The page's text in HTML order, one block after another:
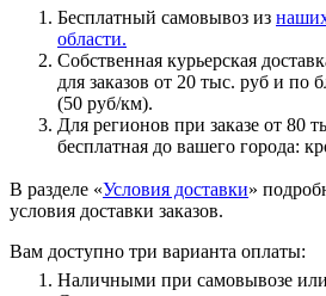
Бесплатный самовывоз из
области.
Собственная курьерская
для заказов от 20 тыс. руб и
(50 руб/км).
Для регионов при заказе от 80
бесплатная до вашего города:
В разделе «Условия доставки»
условия доставки заказов.
Вам доступно три варианта оплаты:
Наличными при самовывозе или